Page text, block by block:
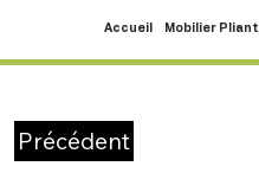
Accueil Mobilier Pliant
Précédent